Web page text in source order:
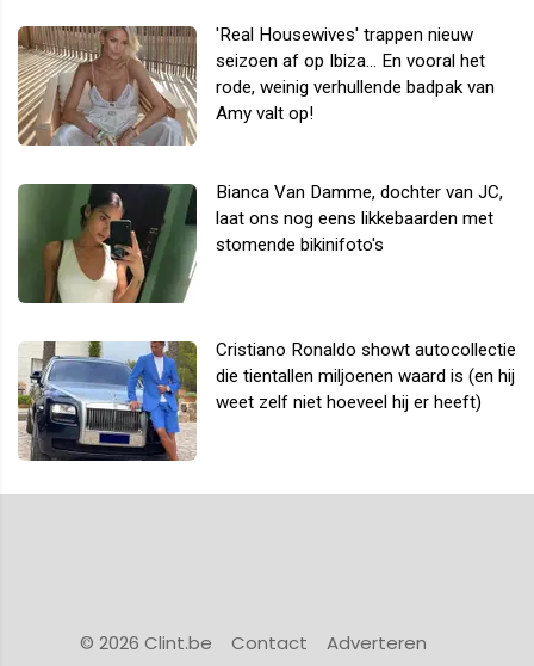
'Real Housewives' trappen nieuw
seizoen af op Ibiza... En vooral het
rode, weinig verhullende badpak van
Amy valt op!
Bianca Van Damme, dochter van JC,
laat ons nog eens likkebaarden met
stomende bikinifoto's
Cristiano Ronaldo showt autocollectie
die tientallen miljoenen waard is (en hij
weet zelf niet hoeveel hij er heeft)
© 2026 Clint.be Contact
Adverteren